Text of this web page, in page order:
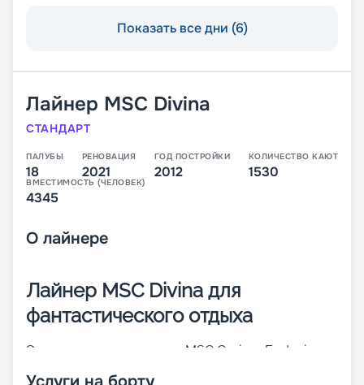
Показать все дни (6)
Лайнер MSC Divina
СТАНДАРТ
ПАЛУБЫ
18
РЕНОВАЦИЯ
2021
ГОД ПОСТРОЙКИ
2012
КОЛИЧЕСТВО КАЮТ
1530
ВМЕСТИМОСТЬ (ЧЕЛОВЕК)
4345
О лайнере
Лайнер MSC Divina для
фантастического отдыха
Это третье судно класса MSC Cruises Fantasia.